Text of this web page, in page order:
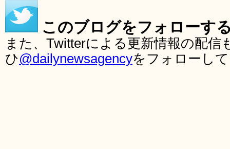
このブログをフォローす
また、Twitterによる更新情報の配
ひ@dailynewsagencyをフォローし